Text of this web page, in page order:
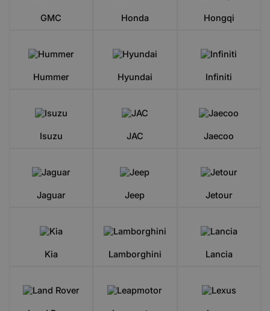
GMC Honda Hongqi
Hummer Hyundai Infiniti
Isuzu JAC Jaecoo
Jaguar Jeep Jetour
Kia Lamborghini Lancia